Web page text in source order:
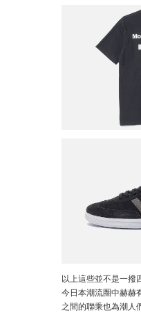
以上這些並不是一撥
今日本潮流圈中赫赫
之間的聯乘也為潮人